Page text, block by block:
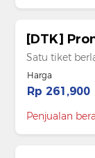
[DTK]
Satu tiket
Harga
Rp 261,900
Penjualan